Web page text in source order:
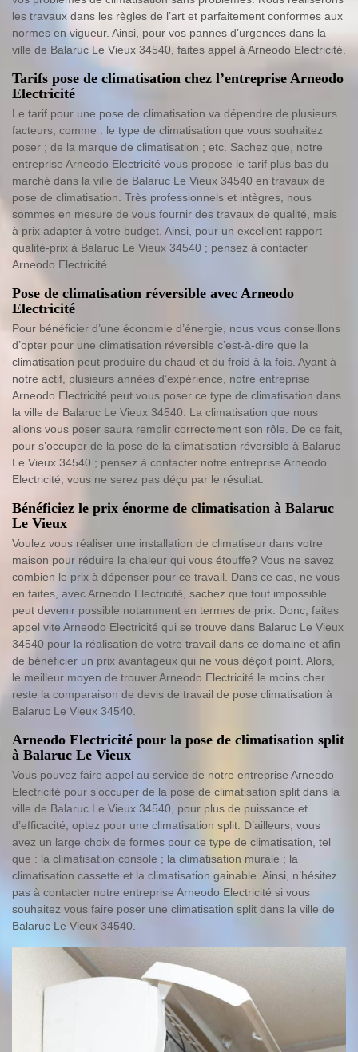
les travaux dans les règles de l’art et parfaitement conformes aux
normes en vigueur. Ainsi, pour vos pannes d’urgences dans la
ville de Balaruc Le Vieux 34540, faites appel à Arneodo Electricité.
Tarifs pose de climatisation chez l’entreprise Arneodo
Electricité
Le tarif pour une pose de climatisation va dépendre de plusieurs
facteurs, comme : le type de climatisation que vous souhaitez
poser ; de la marque de climatisation ; etc. Sachez que, notre
entreprise Arneodo Electricité vous propose le tarif plus bas du
marché dans la ville de Balaruc Le Vieux 34540 en travaux de
pose de climatisation. Très professionnels et intègres, nous
sommes en mesure de vous fournir des travaux de qualité, mais
à prix adapter à votre budget. Ainsi, pour un excellent rapport
qualité-prix à Balaruc Le Vieux 34540 ; pensez à contacter
Arneodo Electricité.
Pose de climatisation réversible avec Arneodo
Electricité
Pour bénéficier d’une économie d’énergie, nous vous conseillons
d’opter pour une climatisation réversible c’est-à-dire que la
climatisation peut produire du chaud et du froid à la fois. Ayant à
notre actif, plusieurs années d’expérience, notre entreprise
Arneodo Electricité peut vous poser ce type de climatisation dans
la ville de Balaruc Le Vieux 34540. La climatisation que nous
allons vous poser saura remplir correctement son rôle. De ce fait,
pour s’occuper de la pose de la climatisation réversible à Balaruc
Le Vieux 34540 ; pensez à contacter notre entreprise Arneodo
Electricité, vous ne serez pas déçu par le résultat.
Bénéficiez le prix énorme de climatisation à Balaruc
Le Vieux
Voulez vous réaliser une installation de climatiseur dans votre
maison pour réduire la chaleur qui vous étouffe? Vous ne savez
combien le prix à dépenser pour ce travail. Dans ce cas, ne vous
en faites, avec Arneodo Electricité, sachez que tout impossible
peut devenir possible notamment en termes de prix. Donc, faites
appel vite Arneodo Electricité qui se trouve dans Balaruc Le Vieux
34540 pour la réalisation de votre travail dans ce domaine et afin
de bénéficier un prix avantageux qui ne vous déçoit point. Alors,
le meilleur moyen de trouver Arneodo Electricité le moins cher
reste la comparaison de devis de travail de pose climatisation à
Balaruc Le Vieux 34540.
Arneodo Electricité pour la pose de climatisation split
à Balaruc Le Vieux
Vous pouvez faire appel au service de notre entreprise Arneodo
Electricité pour s’occuper de la pose de climatisation split dans la
ville de Balaruc Le Vieux 34540, pour plus de puissance et
d’efficacité, optez pour une climatisation split. D’ailleurs, vous
avez un large choix de formes pour ce type de climatisation, tel
que : la climatisation console ; la climatisation murale ; la
climatisation cassette et la climatisation gainable. Ainsi, n’hésitez
pas à contacter notre entreprise Arneodo Electricité si vous
souhaitez vous faire poser une climatisation split dans la ville de
Balaruc Le Vieux 34540.